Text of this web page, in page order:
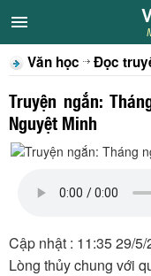
CHUYÊN MỤC
Khách VOV6
Văn học
Sân khấu
Văn học Đọc
Truyện ngắn:
Nguyệt Minh
Cập nhật : 11:35 29/
Lòng thủy chung với